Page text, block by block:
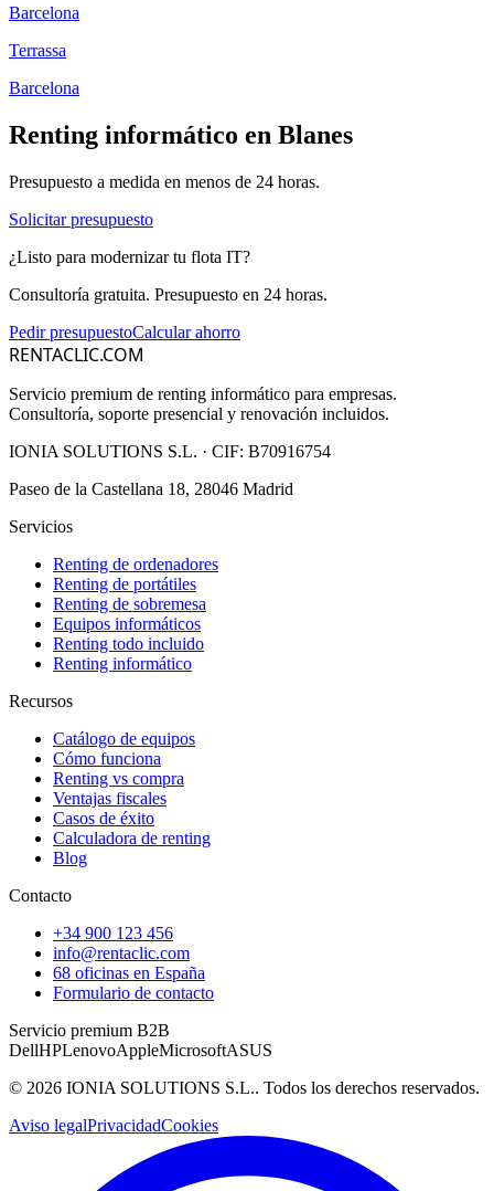
Barcelona
Terrassa
Barcelona
Renting informático en Blanes
Presupuesto a medida en menos de 24 horas.
Solicitar presupuesto
¿Listo para modernizar tu flota IT?
Consultoría gratuita. Presupuesto en 24 horas.
Pedir presupuestoCalcular ahorro
RENTACLIC.COM
Servicio premium de renting informático para empresas.
Consultoría, soporte presencial y renovación incluidos.
IONIA SOLUTIONS S.L. · CIF: B70916754
Paseo de la Castellana 18, 28046 Madrid
Servicios
Renting de ordenadores
Renting de portátiles
Renting de sobremesa
Equipos informáticos
Renting todo incluido
Renting informático
Recursos
Catálogo de equipos
Cómo funciona
Renting vs compra
Ventajas fiscales
Casos de éxito
Calculadora de renting
Blog
Contacto
+34 900 123 456
info@rentaclic.com
68 oficinas en España
Formulario de contacto
Servicio premium B2B
DellHPLenovoAppleMicrosoftASUS
© 2026 IONIA SOLUTIONS S.L.. Todos los derechos reservados.
Aviso legalPrivacidadCookies